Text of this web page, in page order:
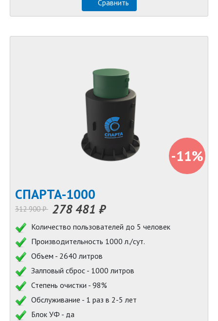
Сравнить
-11%
СПАРТА-1000
312 900 ₽ 278 481 ₽
Количество пользователей до 5 человек
Производительность 1000 л./сут.
Объем - 2640 литров
Залповый сброс - 1000 литров
Степень очистки - 98%
Обслуживание - 1 раз в 2-5 лет
Блок УФ - да